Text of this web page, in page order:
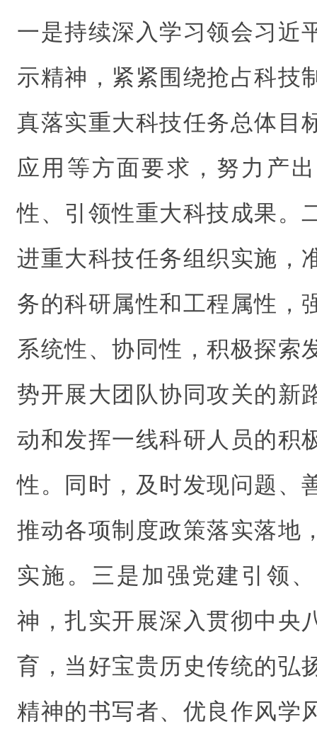
一是持续深入学习领会习近
示精神，紧紧围绕抢占科技
真落实重大科技任务总体目
应用等方面要求，努力产
性、引领性重大科技成果。
进重大科技任务组织实施，
务的科研属性和工程属性，
系统性、协同性，积极探索
势开展大团队协同攻关的新
动和发挥一线科研人员的积
性。同时，及时发现问题、
推动各项制度政策落实落地
实施。三是加强党建引领
神，扎实开展深入贯彻中央
育，当好宝贵历史传统的弘
精神的书写者、优良作风学